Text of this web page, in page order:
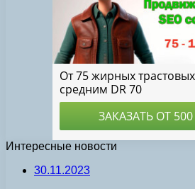
Интересные новости
30.11.2023